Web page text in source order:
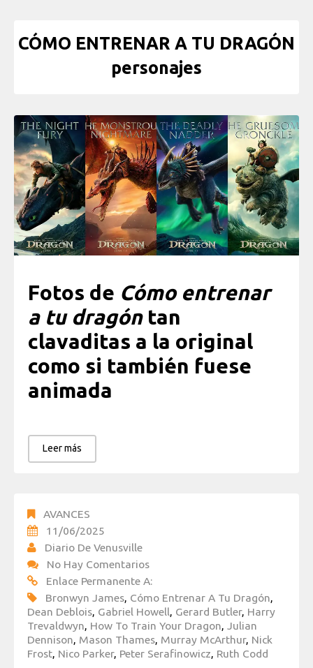
CÓMO ENTRENAR A TU DRAGÓN
personajes
Fotos de Cómo entrenar
a tu dragón tan
clavaditas a la original
como si también fuese
animada
Leer más
AVANCES
11/06/2025
Diario De Venusville
No Hay Comentarios
Enlace Permanente A:
Bronwyn James Cómo Entrenar A Tu Dragón
Dean Deblois Gabriel Howell Gerard Butler, Harry
Trevaldwyn How To Train Your Dragon
Julian
Dennison Mason Thames Murray McArthur, Nick
Frost Nico Parker, Peter Serafinowicz Ruth Codd